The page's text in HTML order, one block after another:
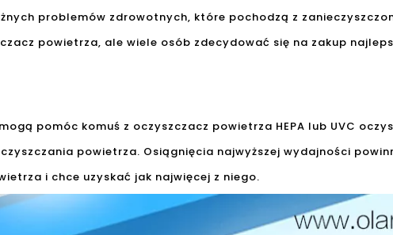
problemów zdrowotnych, które pochodzą z
powietrza, ale wiele osób zdecydować się na zakup
pomóc komuś z oczyszczacz powietrza HEPA lub UVC
powietrza. Osiągnięcia najwyższej wydajności
i chce uzyskać jak najwięcej z niego.